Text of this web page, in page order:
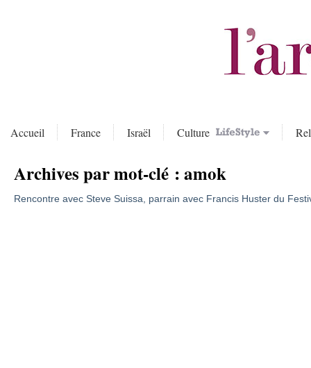
Accueil France Israël Culture
Archives par mot-clé :amok
Rencontre avec Steve Suissa, parrain avec Francis Huster du